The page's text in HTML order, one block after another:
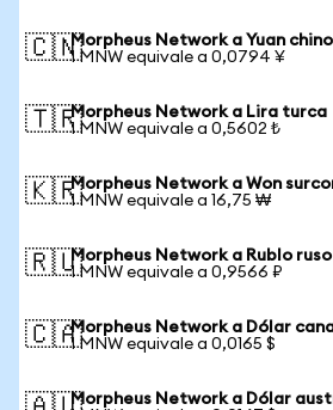
🇨🇳Morpheus Network a Yuan chino
1 MNW equivale a 0,0794 ¥
🇹🇷Morpheus Network a Lira turca
1 MNW equivale a 0,5602 ₺
🇰🇷Morpheus Network a Won
1 MNW equivale a 16,75 ₩
🇷🇺Morpheus Network a Rublo ruso
1 MNW equivale a 0,9566 ₽
🇨🇦Morpheus Network a Dólar
1 MNW equivale a 0,0165 $
Morpheus Network a Dólar